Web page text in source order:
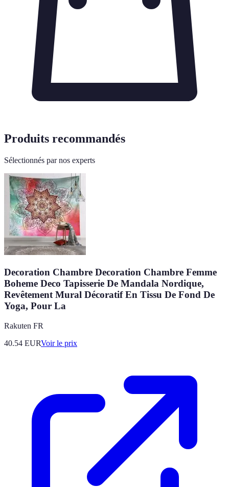
Produits recommandés
Sélectionnés par nos experts
Decoration Chambre Decoration Chambre Femme
Boheme Deco Tapisserie De Mandala Nordique,
Revêtement Mural Décoratif En Tissu De Fond De
Yoga, Pour La
Rakuten FR
40.54 EURVoir le prix